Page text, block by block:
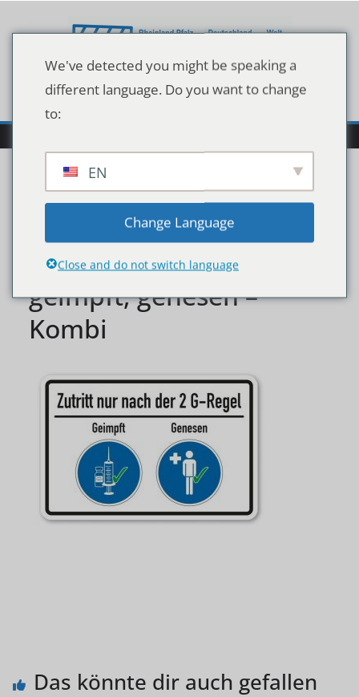
Inhalt
Gebotsschild Zutritt nur
nach der 2 G-Regel –
geimpft, genesen –
Kombi
Das könnte dir auch gefallen
We've detected you might be speaking a
different language. Do you want to change
to:
EN
Change Language
Close and do not switch language